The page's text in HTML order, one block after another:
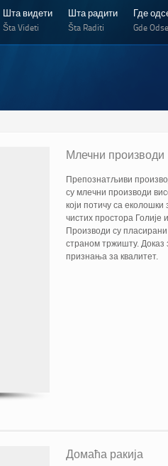
Шта видети
Šta Videti
Шта радити
Šta Raditi
Где
Gde
Млечни производи
Препознатљиви
су млечни производи
који потичу са еколошки
чистих простора Голије
Производи су
страном тржишту. Доказ
признања за квалитет.
Домаћа ракија